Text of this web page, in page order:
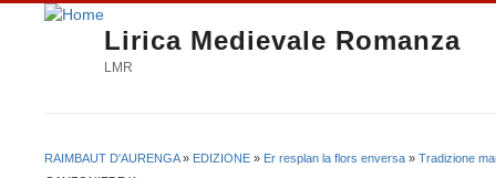
Lirica Medievale Romanza
LMR
RAIMBAUT D'AURENGA» EDIZIONE » Er resplan la flors enversa » Tradizione